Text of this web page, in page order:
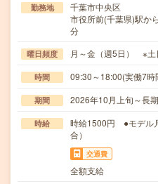
勤務地
千葉市中央区
市役所前(千葉県)駅か
分
曜日頻度 月～金（週5日） ※土
時間 09:30～18:00(実働7
期間 2026年10月上旬～長
時給
時給1500円 ●モデル
合）
交通費
全額支給